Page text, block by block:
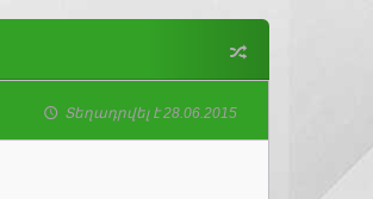
Տեղադրվել է 28.06.2015